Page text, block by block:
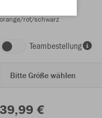
orange/rot/schwarz
Teambestellung
Bitte Größe wählen
39,99 €